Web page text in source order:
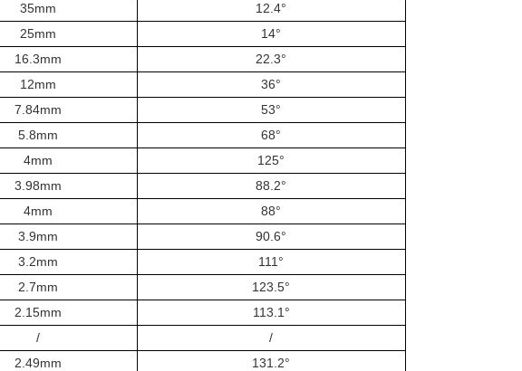
35mm
12.4°
25mm
14°
16.3mm
22.3°
12mm
36°
7.84mm
53°
5.8mm
68°
4mm
125°
3.98mm
88.2°
4mm
88°
3.9mm
90.6°
3.2mm
111°
2.7mm
123.5°
2.15mm
113.1°
/
/
2.49mm
131.2°